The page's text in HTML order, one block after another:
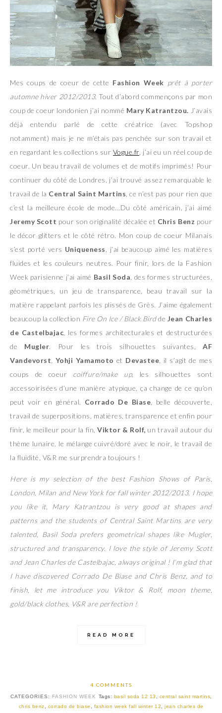
Mes coups de coeur de cette Fashion Week prêt à porter
automne hiver 2012/2013. Tout d’abord commençons par mon
coup de coeur londonien j’ai nommé Mary Katrantzou. J’avais
déjà entendu parlé de cette créatrice (avec Topshop
notamment) mais je ne m’étais pas penchée sur son travail et
en regardant les collections sur Vogue.fr, j’ai eu un réel coup de
coeur. Un beau travail de volumes et de motifs imprimés! Pour
continuer du côté de Londres, j’ai trouvé assez remarquable le
travail de la Central Saint Martins , ce n’est pas pour rien que
c’est la meilleure école de mode…Du côté américain, j’ai aimé
Jeremy Scott pour son originalité décalée et Chris Benz pour
le décor glitters et le côté rétro. Mon coup de coeur Milanais
s’est porté vers Uniqueness
, j’ai beaucoup aimé les matières
fluides et les couleurs neutres. Pour finir, lors de la Fashion
Week parisienne j’ai aimé Basil Soda , des formes structurées,
géométriques, un jeu de transparence, beau travail sur la
matière rappelant parfois les plissés de Grès. J’aime également
beaucoup la collection Fire On Ice / Black Birdde Jean Charles
de Castelbajac , les formes architecturales et destructurées
de Mugler. Pour les trois silhouettes suivantes, AF
Vandevorst Yohji Yamamoto et Devastee , il s’agit de mes
coups de coeur coiffure/make up, les silhouettes sont
accessoirisées d’une manière atypique, ça change de ce qu’on
peut voir en général. Corrado De Biase , belle découverte,
travail de superpositions, matières, transparence et enfin pour
finir, le meilleur pour la fin,Viktor & Rolf, un travail autour du
thème lunaire, le mélange cuivré/doré avec le noir, le travail de
la fluidité, V&R me surprendra toujours !
Here is my selection of the best Fashion Shows of Paris,
London, Milan and New York for fall winter 2012/2013. I hope
you like it, Mary Katrantzou is very good at shapes and
patterns and the students of Central Saint Martins are very
talented, Basil Soda prefers geometrical shapes like Mugler,
structured and transparency. I love the style of Jeremy Scott
and Jean Charles de Castelbajac, always original ! I’m glad that
I have discovered Corrado De Biase and Chris Benz, and to
finish, let me introduce you Viktor & Rolf, moon theme,
gold/black clothes, V&R are perfection !
READ MORE
4 COMMENTS
CATEGORIES: FASHION WEEK Tags: basil soda 12 13 central saint martins
chris benz
corrado de biase fashion week fall winter 12
jean charles de